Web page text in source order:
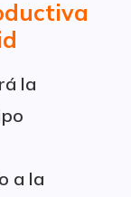
la
a la